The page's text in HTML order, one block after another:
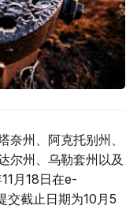
奈州、阿克托别州、
尔州、乌勒套州以及
月18日在e-
交截止日期为10月5